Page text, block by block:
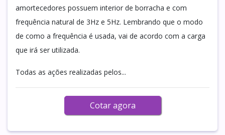
amortecedores possuem interior de borracha e com
frequência natural de 3Hz e 5Hz. Lembrando que o modo
de como a frequência é usada, vai de acordo com a carga
que irá ser utilizada.
Todas as ações realizadas pelos...
Cotar agora